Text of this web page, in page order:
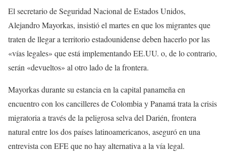
El secretario de Seguridad Nacional de Estados Unidos,
Alejandro Mayorkas, insistió el martes en que los migrantes que
traten de llegar a territorio estadounidense deben hacerlo por las
«vías legales» que está implementando EE.UU. o, de lo contrario,
serán «devueltos» al otro lado de la frontera.
Mayorkas durante su estancia en la capital panameña en
encuentro con los cancilleres de Colombia y Panamá trata la crisis
migratoria a través de la peligrosa selva del Darién, frontera
natural entre los dos países latinoamericanos, aseguró en una
entrevista con EFE que no hay alternativa a la vía legal.